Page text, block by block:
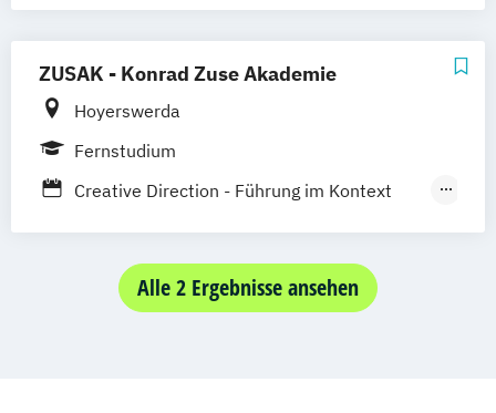
München Bochum Kaiserslautern
Wiesbaden Regenstauf Dresden
Magdeburg Ostfildern
Schwentinental / Kiel
Informationsdesign
ZUSAK - Konrad Zuse Akademie
Hoyerswerda
Fernstudium
Creative Direction - Führung im Kontext
Medienwirtschaft & Medienmanagement
Alle 2 Ergebnisse ansehen